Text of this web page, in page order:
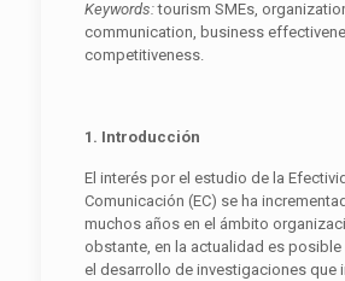
Keywords:tourism SMEs,
communication, business
competitiveness.
1. Introducción
El interés por el estudio de la
Comunicación (EC) se ha
muchos años en el ámbito
obstante, en la actualidad es
el desarrollo de investigaciones que